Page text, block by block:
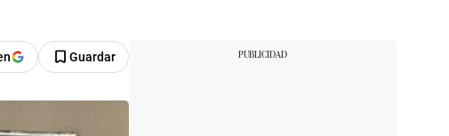
Guardar